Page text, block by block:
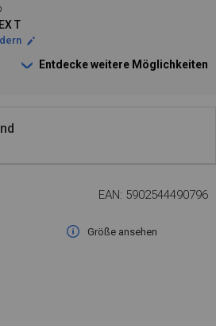
T
Entdecke weitere Möglichkeiten
EAN: 5902544490796
Größe ansehen